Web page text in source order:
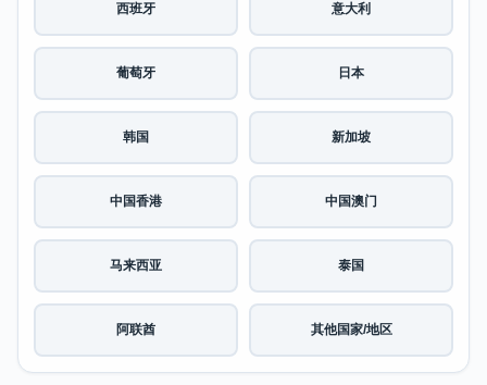
西班牙 意大利
葡萄牙 日本
韩国 新加坡
中国香港 中国澳门
马来西亚 泰国
阿联酋 其他国家/地区